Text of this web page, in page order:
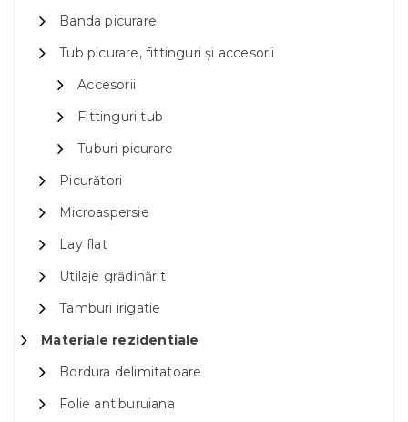
Banda picurare
Tub picurare, fittinguri și accesorii
Accesorii
Fittinguri tub
Tuburi picurare
Picurători
Microaspersie
Lay flat
Utilaje grădinărit
Tamburi irigatie
Materiale rezidentiale
Bordura delimitatoare
Folie antiburuiana